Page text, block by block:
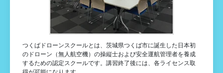
つくばドローンスクールとは、茨城県つくば市に誕生した日本初
のドローン（無人航空機）の操縦士および安全運航管理者を養成
するための認定スクールです。講習終了後には、各ライセンス取
得が可能になります。